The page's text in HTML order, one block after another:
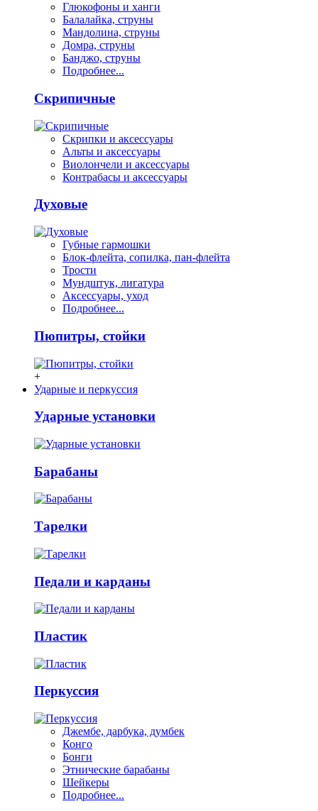
Глюкофоны и ханги
Балалайка, струны
Мандолина, струны
Домра, струны
Банджо, струны
Подробнее...
Скрипичные
Скрипки и аксессуары
Альты и аксессуары
Виолончели и аксессуары
Контрабасы и аксессуары
Духовые
Губные гармошки
Блок-флейта, сопилка, пан-флейта
Трости
Мундштук, лигатура
Аксессуары, уход
Подробнее...
Пюпитры, стойки
+
Ударные и перкуссия
Ударные установки
Барабаны
Тарелки
Педали и карданы
Пластик
Перкуссия
Джембе, дарбука, думбек
Конго
Бонги
Этнические барабаны
Шейкеры
Подробнее...